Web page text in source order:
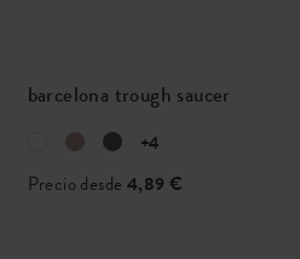
barcelona trough saucer
+4
Precio desde 4,89 €